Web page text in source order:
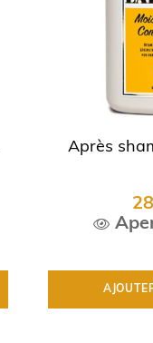
Après